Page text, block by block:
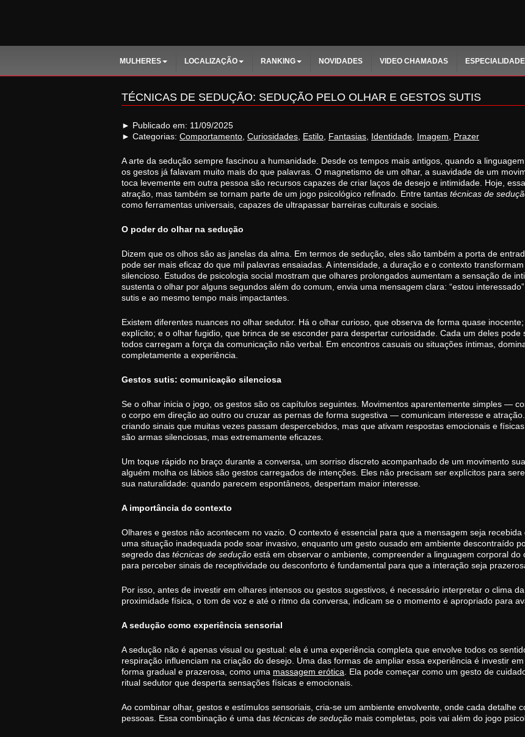
MULHERES LOCALIZAÇÃO RANKING NOVIDADES VIDEO CHAMADAS
TÉCNICAS DE SEDUÇÃO: SEDUÇÃO PELO OLHAR E GESTOS SUTIS
► Publicado em: 11/09/2025
► Categorias: Comportamento Curiosidades Estilo Fantasias Identidade Imagem Prazer
A arte da sedução sempre fascinou a humanidade. Desde os tempos mais antigos, quando a
os gestos já falavam muito mais do que palavras. O magnetismo de um olhar, a suavidade de um
toca levemente em outra pessoa são recursos capazes de criar laços de desejo e intimidade. Hoje,
atração, mas também se tornam parte de um jogo psicológico refinado. Entre tantas técnicas de
como ferramentas universais, capazes de ultrapassar barreiras culturais e sociais.
O poder do olhar na sedução
Dizem que os olhos são as janelas da alma. Em termos de sedução, eles são também a porta de
pode ser mais eficaz do que mil palavras ensaiadas. A intensidade, a duração e o contexto
silencioso. Estudos de psicologia social mostram que olhares prolongados aumentam a sensação de
sustenta o olhar por alguns segundos além do comum, envia uma mensagem clara: “estou
sutis e ao mesmo tempo mais impactantes.
Existem diferentes nuances no olhar sedutor. Há o olhar curioso, que observa de forma quase
explícito; e o olhar fugidio, que brinca de se esconder para despertar curiosidade. Cada um deles
todos carregam a força da comunicação não verbal. Em encontros casuais ou situações íntimas,
completamente a experiência.
Gestos sutis: comunicação silenciosa
Se o olhar inicia o jogo, os gestos são os capítulos seguintes. Movimentos aparentemente simples —
o corpo em direção ao outro ou cruzar as pernas de forma sugestiva — comunicam interesse e
criando sinais que muitas vezes passam despercebidos, mas que ativam respostas emocionais e
são armas silenciosas, mas extremamente eficazes.
Um toque rápido no braço durante a conversa, um sorriso discreto acompanhado de um movimento
alguém molha os lábios são gestos carregados de intenções. Eles não precisam ser explícitos para
sua naturalidade: quando parecem espontâneos, despertam maior interesse.
A importância do contexto
Olhares e gestos não acontecem no vazio. O contexto é essencial para que a mensagem seja
uma situação inadequada pode soar invasivo, enquanto um gesto ousado em ambiente descontraído
segredo das técnicas de sedução está em observar o ambiente, compreender a linguagem corporal
para perceber sinais de receptividade ou desconforto é fundamental para que a interação seja
Por isso, antes de investir em olhares intensos ou gestos sugestivos, é necessário interpretar o clima
proximidade física, o tom de voz e até o ritmo da conversa, indicam se o momento é apropriado para
A sedução como experiência sensorial
A sedução não é apenas visual ou gestual: ela é uma experiência completa que envolve todos os
respiração influenciam na criação do desejo. Uma das formas de ampliar essa experiência é investir
forma gradual e prazerosa, como uma massagem erótica . Ela pode começar como um gesto de
ritual sedutor que desperta sensações físicas e emocionais.
Ao combinar olhar, gestos e estímulos sensoriais, cria-se um ambiente envolvente, onde cada detalhe
pessoas. Essa combinação é uma das técnicas de sedução mais completas, pois vai além do jogo